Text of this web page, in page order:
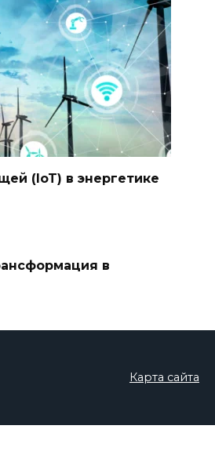
(IoT) в энергетике
в
Карта сайта